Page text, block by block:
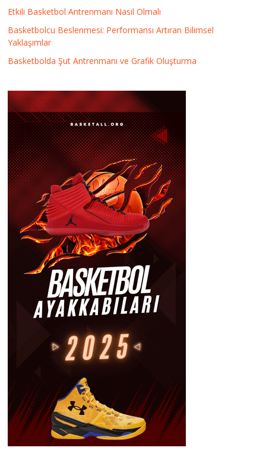
Etkili Basketbol Antrenmanı Nasıl Olmalı
Basketbolcu Beslenmesi: Performansı Artıran Bilimsel
Yaklaşımlar
Basketbolda Şut Antrenmanı ve Grafik Oluşturma